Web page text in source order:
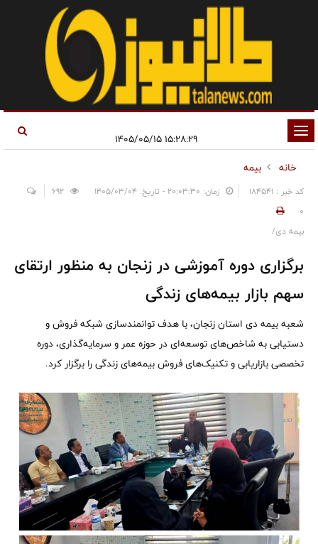
تغییر
وضعیت
ناوبری
۱۵:۲۸:۲۹ ۱۴۰۵/۰۵/۱۵
خانه
بیمه
کد خبر : 184541 زمان: ۲۰:۰۳:۳۰ - تاریخ: ۱۴۰۵/۰۳/۰۴
0
بیمه دی/
برگزاری دوره آموزشی در زنجان به منظور ارتقای
سهم بازار بیمه‌های زندگی
شعبه بیمه دی استان زنجان، با هدف توانمندسازی شبکه فروش و
دستیابی به شاخص‌های توسعه‌ای در حوزه عمر و سرمایه‌گذاری، دوره
تخصصی بازاریابی و تکنیک‌های فروش بیمه‌های زندگی را برگزار کرد.